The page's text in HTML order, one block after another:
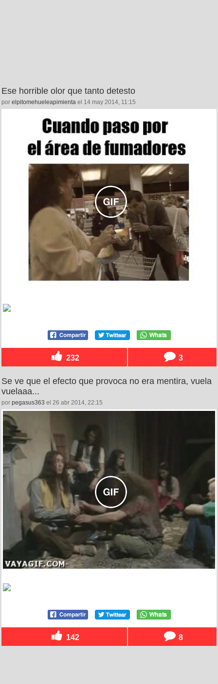
Ese horrible olor que tanto detesto
por elpitomehueleapimienta el 14 may 2014, 11:15
232 3
Se ve que el efecto que provoca no era mentira, vuela
vuelaaa...
por pegasus363 el 26 abr 2014, 22:15
142 8